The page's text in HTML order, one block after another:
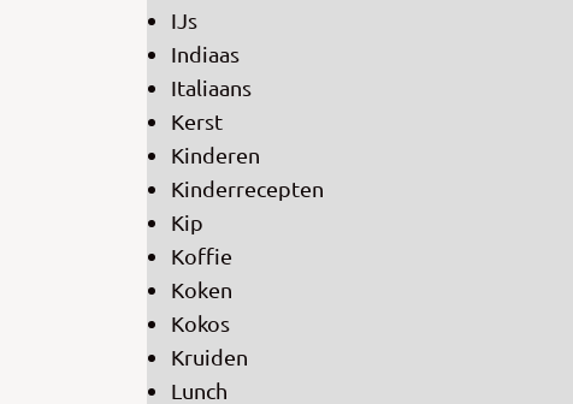
IJs
Indiaas
Italiaans
Kerst
Kinderen
Kinderrecepten
Kip
Koffie
Koken
Kokos
Kruiden
Lunch